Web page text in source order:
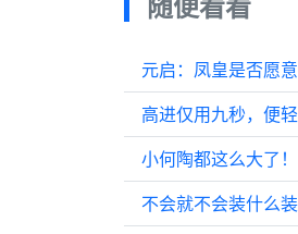
元启：凤皇是否愿
高进仅用九秒，便
不会就不会装什么